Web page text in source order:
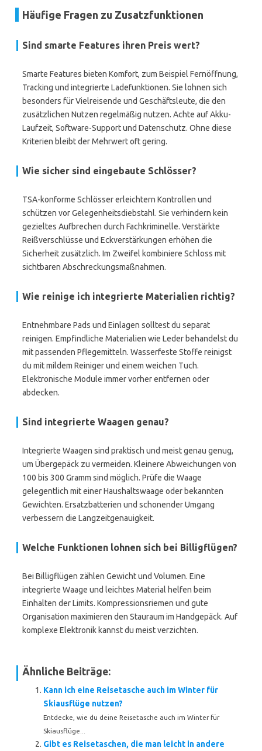
Häufige Fragen zu Zusatzfunktionen
Sind smarte Features ihren Preis wert?
Smarte Features bieten Komfort, zum Beispiel Fernöffnung,
Tracking und integrierte Ladefunktionen. Sie lohnen sich
besonders für Vielreisende und Geschäftsleute, die den
zusätzlichen Nutzen regelmäßig nutzen. Achte auf Akku-
Laufzeit, Software-Support und Datenschutz. Ohne diese
Kriterien bleibt der Mehrwert oft gering.
Wie sicher sind eingebaute Schlösser?
TSA-konforme Schlösser erleichtern Kontrollen und
schützen vor Gelegenheitsdiebstahl. Sie verhindern kein
gezieltes Aufbrechen durch Fachkriminelle. Verstärkte
Reißverschlüsse und Eckverstärkungen erhöhen die
Sicherheit zusätzlich. Im Zweifel kombiniere Schloss mit
sichtbaren Abschreckungsmaßnahmen.
Wie reinige ich integrierte Materialien richtig?
Entnehmbare Pads und Einlagen solltest du separat
reinigen. Empfindliche Materialien wie Leder behandelst du
mit passenden Pflegemitteln. Wasserfeste Stoffe reinigst
du mit mildem Reiniger und einem weichen Tuch.
Elektronische Module immer vorher entfernen oder
abdecken.
Sind integrierte Waagen genau?
Integrierte Waagen sind praktisch und meist genau genug,
um Übergepäck zu vermeiden. Kleinere Abweichungen von
100 bis 300 Gramm sind möglich. Prüfe die Waage
gelegentlich mit einer Haushaltswaage oder bekannten
Gewichten. Ersatzbatterien und schonender Umgang
verbessern die Langzeitgenauigkeit.
Welche Funktionen lohnen sich bei Billigflügen?
Bei Billigflügen zählen Gewicht und Volumen. Eine
integrierte Waage und leichtes Material helfen beim
Einhalten der Limits. Kompressionsriemen und gute
Organisation maximieren den Stauraum im Handgepäck. Auf
komplexe Elektronik kannst du meist verzichten.
Ähnliche Beiträge:
Kann ich eine Reisetasche auch im Winter für
Skiausflüge nutzen?
Entdecke, wie du deine Reisetasche auch im Winter für
Skiausflüge...
Gibt es Reisetaschen, die man leicht in andere